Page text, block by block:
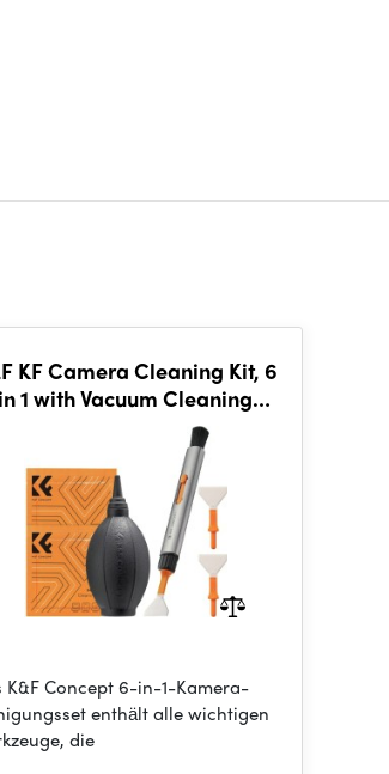
KF Camera Cleaning Kit, 6
in 1 with Vacuum Cleaning
Replaceable Cleaning
K&F Concept 6-in-1-Kamera-
enthält alle wichtigen
die